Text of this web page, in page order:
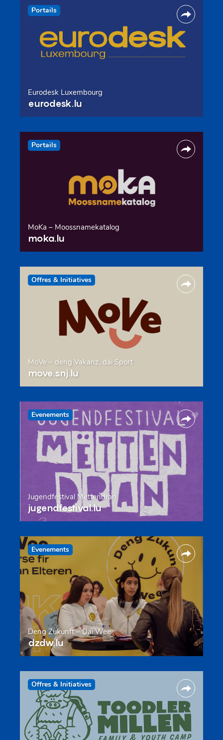
Portails
Eurodesk Luxembourg
eurodesk.lu
Portails
MoKa – Moossnamekatalog
moka.lu
Offres & Initiatives
MoVe – deng Vakanz, däi Sport
move.snj.lu
Evenements
Jugendfestival Mëttendran
jugendfestival.lu
Evenements
Deng Zukunft – Däi Wee
dzdw.lu
Offres & Initiatives